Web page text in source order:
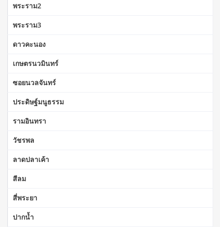
พระราม2
พระราม3
ดาวคะนอง
เกษตรนวมินทร์
ซอยนวลจันทร์
ประดิษฐ์มนูธรรม
รามอินทรา
วัชรพล
ลาดปลาเค้า
สีลม
สี่พระยา
ปากน้ำ